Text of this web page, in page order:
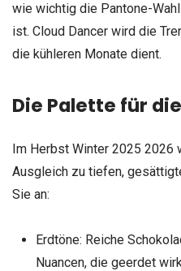
wie wichtig die Pantone-
ist. Cloud Dancer wird die
die kühleren Monate dient.
Die Palette für
Im Herbst Winter 2025 2026
Ausgleich zu tiefen,
Sie an:
Erdtöne: Reiche
Nuancen, die geerdet